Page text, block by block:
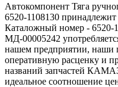
Автокомпонент Тяга
6520-1108130
Каталожный номер - 6520-
МД-00005242
нашем предприятии, наши
оперативную расценку и
названий запчастей
идеальное соотношение